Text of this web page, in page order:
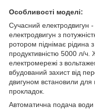
Особливості моделі:
Сучасний електродвигун -
електродвигун з
ротором піднімає рідина
продуктивністю 5000 л/ч.
електромережі з
вбудований захист від
двигуном встановили для
прокладок.
Автоматична подача